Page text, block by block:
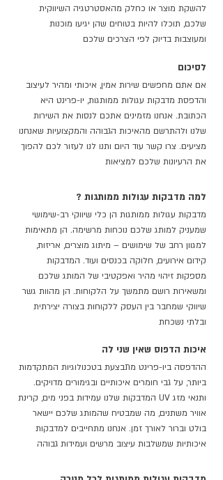
להשקת מוצר או כחלק מהאסטרטגיה השיווקית
שלכם, תוכלו להיות בטוחים שהן יגיעו מוכנות
ומעוצבות בדיוק לפי הצרכים שלכם
לסיכום
אם אתם מחפשים שירות אמין, איכותי ומהיר לעיצוב
והדפסת מדבקות עגולות ממותגות, יו-פרינט היא
הכתובת. אנחנו מזמינים אתכם לנסות את השירות
שלנו ולהתרשם מהאיכות הגבוהה והמקצועיות שאנחנו
מציעים. צרו קשר עוד היום ותנו לנו לעזור לכם להפוך
את הרעיונות שלכם למציאות
? למה מדבקות עגולות ממותגות
מדבקות עגולות ממותגות הן כלי שיווקי רב-שימושי
שמעניק למותג שלכם נוכחות מרשימה. הן מתאימות
למגוון רחב של שימושים – מיתוג מוצרים, אריזות,
קידום אירועים, חלוקה בכנסים ועוד. המדבקות
מספקות זיהוי מהיר ואפקטיבי של המותג שלכם
ומשאירות רושם מתמשך על הלקוחות. הן מהוות גשר
שיווקי שמחבר בין העסק ללקוחות בצורה יצירתית
ובלתי נשכחת
איכות הדפוס שאין שני לה
ההדפסה ביו-פרינט מתבצעת בטכנולוגיות המתקדמות
ביותר, על גבי חומרים איכותיים ובגימורים מדויקים.
המדבקות שלנו עמידות בפני מים, קרינת UV ותנאי מזג
אוויר משתנים, מה שמבטיח שהמותג שלכם יישאר
בולט וברור לאורך זמן. אנחנו מתחייבים למדבקות
איכותיות שמשלבות עיצוב מרשים ועמידות גבוהה